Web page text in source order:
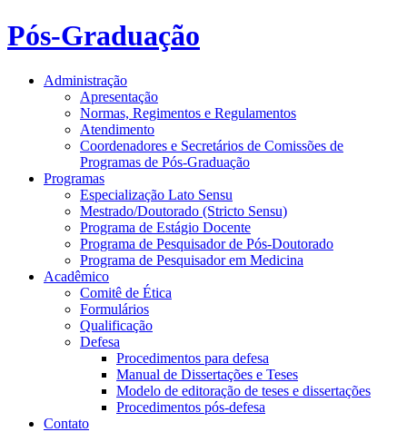
Pós-Graduação
Administração
Apresentação
Normas, Regimentos e Regulamentos
Atendimento
Coordenadores e Secretários de Comissões de
Programas de Pós-Graduação
Programas
Especialização Lato Sensu
Mestrado/Doutorado (Stricto Sensu)
Programa de Estágio Docente
Programa de Pesquisador de Pós-Doutorado
Programa de Pesquisador em Medicina
Acadêmico
Comitê de Ética
Formulários
Qualificação
Defesa
Procedimentos para defesa
Manual de Dissertações e Teses
Modelo de editoração de teses e dissertações
Procedimentos pós-defesa
Contato